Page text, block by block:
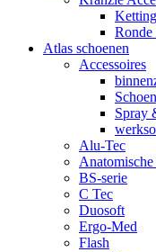
Ronde
Atlas schoenen
Accessoires
Spray
Alu-Tec
BS-serie
C Tec
Duosoft
Ergo-Med
Flash